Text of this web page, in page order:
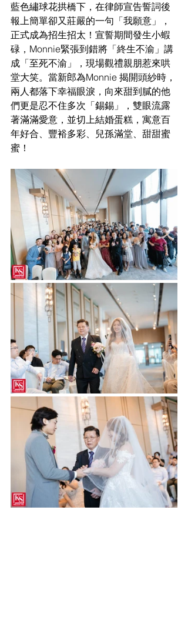
藍色繡球花拱橋下，在律師宣告誓詞後
報上簡單卻又莊嚴的一句「我願意」，
正式成為招生招太！宣誓期間發生小蝦
碌，Monnie緊張到錯將「終生不渝」講
成「至死不渝」，現場觀禮親朋惹來哄
堂大笑。當新郎為Monnie 揭開頭紗時，
兩人都落下幸福眼淚，向來甜到膩的他
們更是忍不住多次「錫錫」，雙眼流露
著滿滿愛意，並切上結婚蛋糕，寓意百
年好合、豐裕多彩、兒孫滿堂、甜甜蜜
蜜！